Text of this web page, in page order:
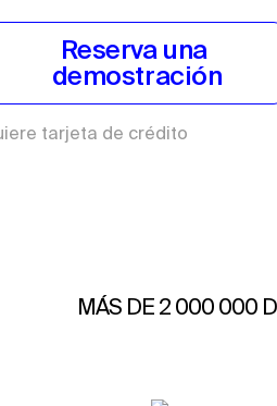
Reserva una
demostración
tarjeta de crédito
MÁS DE 2 000 000